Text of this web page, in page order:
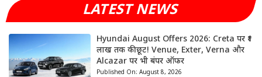
LATEST NEWS
Hyundai August Offers 2026: Creta पर ₹1
लाख तक की छूट! Venue, Exter, Verna और
Alcazar पर भी बंपर ऑफर
Published On: August 8, 2026